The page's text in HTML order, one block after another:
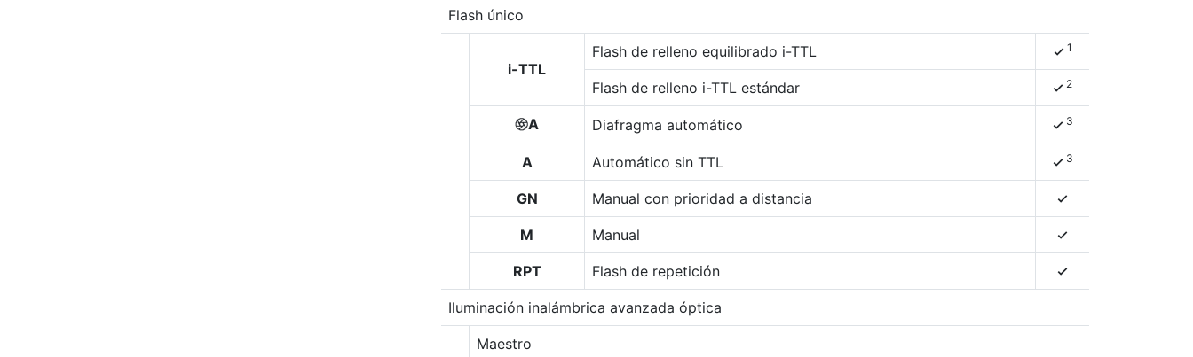
Flash único
i-TTL
Flash de relleno equilibrado i-TTL 41
Flash de relleno i-TTL estándar 4 2
qA Diafragma automático 43
A Automático sin TTL 43
GN Manual con prioridad a distancia 4
M Manual 4
RPT Flash de repetición 4
Iluminación inalámbrica avanzada óptica
Maestro